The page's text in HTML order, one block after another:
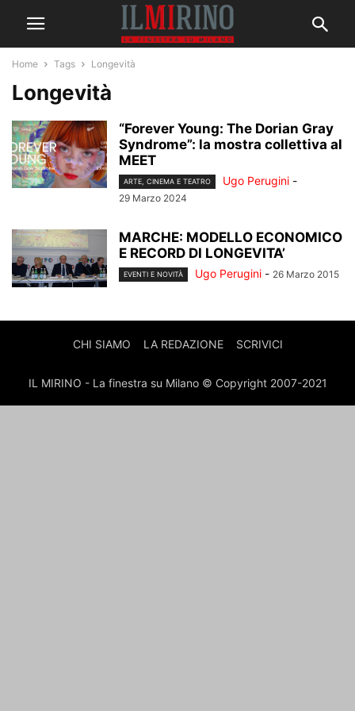
Home Tags Longevità
Longevità
“Forever Young: The Dorian Gray
Syndrome”: la mostra collettiva al
MEET
ARTE, CINEMA E TEATRO Ugo Perugini -
29 Marzo 2024
MARCHE: MODELLO ECONOMICO
E RECORD DI LONGEVITA’
EVENTI E NOVITÀ Ugo Perugini - 26 Marzo 2015
CHI SIAMO LA REDAZIONE SCRIVICI
IL MIRINO - La finestra su Milano © Copyright 2007-2021